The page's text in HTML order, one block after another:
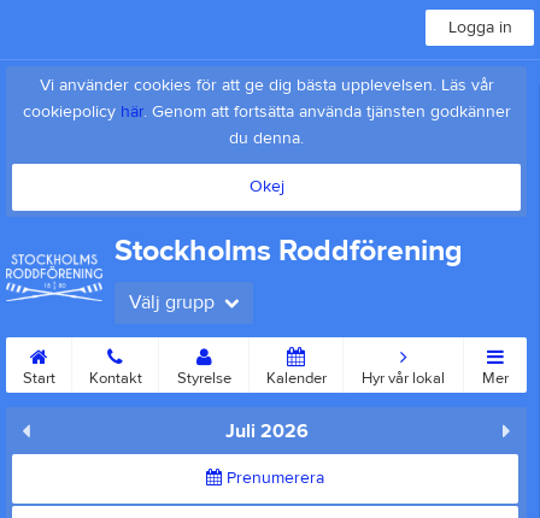
Logga in
Vi använder cookies för att ge dig bästa upplevelsen. Läs vår
cookiepolicy här. Genom att fortsätta använda tjänsten godkänner
du denna.
Okej
Stockholms Roddförening
Välj grupp
Start Kontakt Styrelse Kalender Hyr vår lokal Mer
Juli 2026
Prenumerera